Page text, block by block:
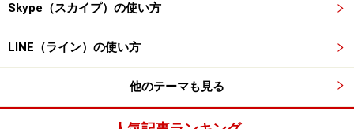
Skype（スカイプ）の使い方
LINE（ライン）の使い方
他のテーマも見る